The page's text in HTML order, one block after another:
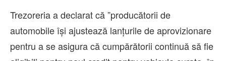
Trezoreria a declarat că ”producătorii de
automobile îşi ajustează lanţurile de aprovizionare
pentru a se asigura că cumpărătorii continuă să fie